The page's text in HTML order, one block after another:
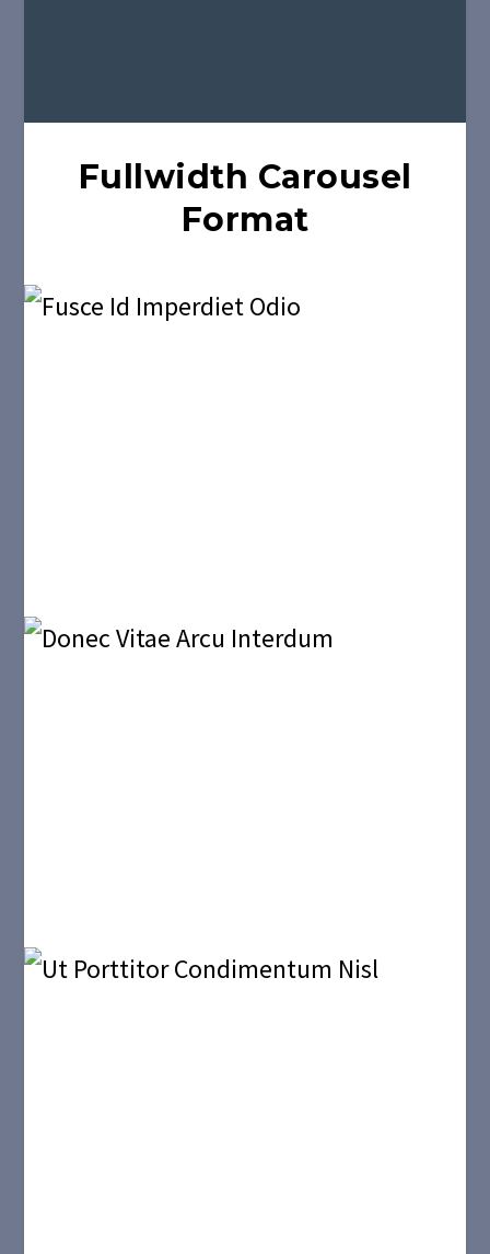
Fullwidth Carousel
Format